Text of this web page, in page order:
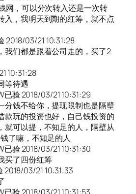
网，可以分次转入还是一次转
入，我明天到期的红筹，就不点
2018/03/21 10:31:28
我们都是跟着公司走的，买了2
10:31:28
等待遇
验 2018/03/21 10:31:29
分钱不给你，提现限制也是隔壁
款玩的投资也好，自己钱投资的
就可以提，不知足的人，隔壁从
了嘛，不知足的人
验 2018/03/21 10:31:30
买了四份红筹
03/21 10:31:33